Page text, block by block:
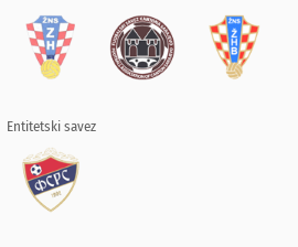
Entitetski savez